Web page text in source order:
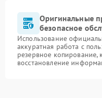
Оригинальные
безопасное
Использование
аккуратная работа с
резервное копирование,
восстановление